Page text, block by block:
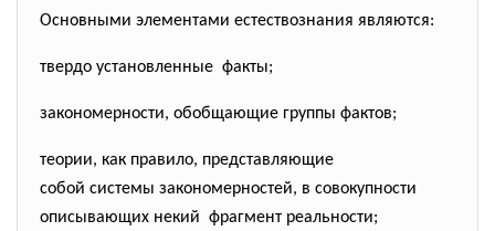
Основными элементами естествознания являются:
твердо установленные факты;
закономерности, обобщающие группы фактов;
теории, как правило, представляющие
собой системы закономерностей, в совокупности
описывающих некий фрагмент реальности;